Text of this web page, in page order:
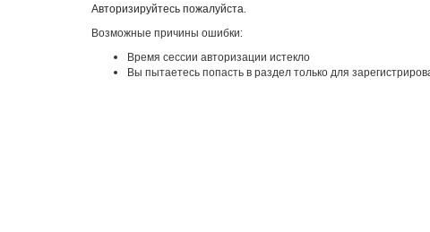
Авторизируйтесь пожалуйста.
Возможные причины ошибки:
Время сессии авторизации истекло
Вы пытаетесь попасть в раздел только для